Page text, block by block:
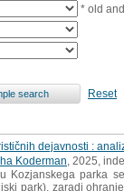
* old
Reset
dejavnosti :
Koderman , 2025,
Kozjanskega parka
park), zaradi